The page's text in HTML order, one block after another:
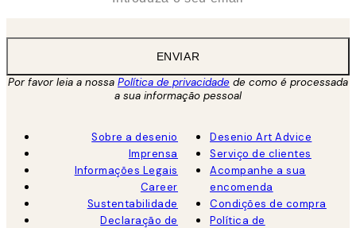
ENVIAR
Por favor leia a nossa Política de privacidade de como é processada
a sua informação pessoal
Sobre a desenio
Imprensa
Informações Legais
Career
Sustentabilidade
Declaração de
Desenio Art Advice
Serviço de clientes
Acompanhe a sua
encomenda
Condições de compra
Política de